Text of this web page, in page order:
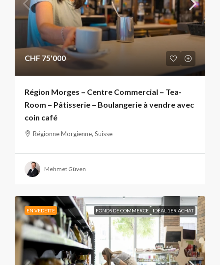
CHF 75'000
Région Morges – Centre Commercial – Tea-
Room – Pâtisserie – Boulangerie à vendre avec
coin café
Régionne Morgienne, Suisse
Mehmet Güven
EN VEDETTE FONDS DE COMMERCE IDÉAL 1ER ACHAT